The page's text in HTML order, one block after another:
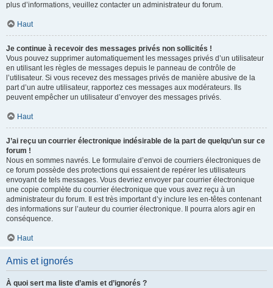
plus d’informations, veuillez contacter un administrateur du forum.
Haut
Je continue à recevoir des messages privés non sollicités !
Vous pouvez supprimer automatiquement les messages privés d’un utilisateur
en utilisant les règles de messages depuis le panneau de contrôle de
l’utilisateur. Si vous recevez des messages privés de manière abusive de la
part d’un autre utilisateur, rapportez ces messages aux modérateurs. Ils
peuvent empêcher un utilisateur d’envoyer des messages privés.
Haut
J’ai reçu un courrier électronique indésirable de la part de quelqu’un sur ce
forum !
Nous en sommes navrés. Le formulaire d’envoi de courriers électroniques de
ce forum possède des protections qui essaient de repérer les utilisateurs
envoyant de tels messages. Vous devriez envoyer par courrier électronique
une copie complète du courrier électronique que vous avez reçu à un
administrateur du forum. Il est très important d’y inclure les en-têtes contenant
des informations sur l’auteur du courrier électronique. Il pourra alors agir en
conséquence.
Haut
Amis et ignorés
À quoi sert ma liste d’amis et d’ignorés ?